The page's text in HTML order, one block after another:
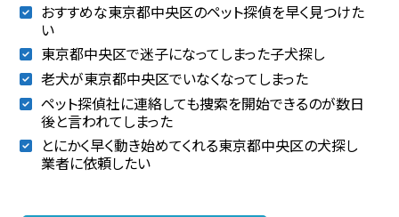
おすすめな東京都中央区のペット探偵を早く見つけた
い
東京都中央区で迷子になってしまった子犬探し
老犬が東京都中央区でいなくなってしまった
ペット探偵社に連絡しても捜索を開始できるのが数日
後と言われてしまった
とにかく早く動き始めてくれる東京都中央区の犬探し
業者に依頼したい